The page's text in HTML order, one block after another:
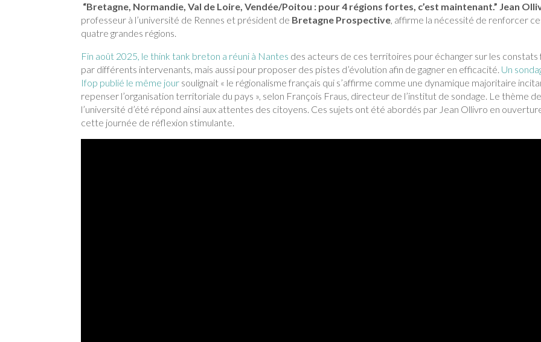
“Bretagne, Normandie, Val de Loire, Vendée/Poitou : pour 4 régions fortes, c’est maintenant.” Jean
professeur à l’université de Rennes et président de Bretagne Prospective, affirme la nécessité de renforcer
quatre grandes régions.
Fin août 2025, le think tank breton a réuni à Nantes des acteurs de ces territoires pour échanger sur les constats
par différents intervenants, mais aussi pour proposer des pistes d’évolution afin de gagner en efficacité. Un
Ifop publié le même jour soulignait « le régionalisme français qui s’affirme comme une dynamique majoritaire
repenser l’organisation territoriale du pays », selon François Fraus, directeur de l’institut de sondage. Le thème de
l’université d’été répond ainsi aux attentes des citoyens. Ces sujets ont été abordés par Jean Ollivro en
cette journée de réflexion stimulante.